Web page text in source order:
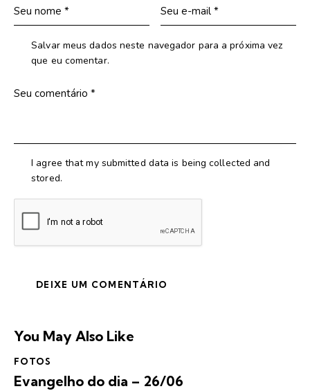
Salvar meus dados neste navegador para a próxima vez
que eu comentar.
I agree that my submitted data is being collected and
stored.
You May Also Like
FOTOS
Evangelho do dia – 26/06